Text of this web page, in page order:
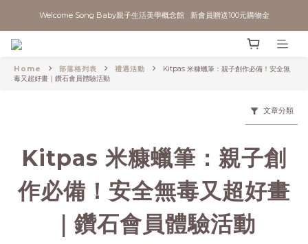
Welcome Song Baby親子生活美學概念館   新會員贈送100元購物金
Home 部落格列表 禮遇活動
Kitpas 米糠蠟筆：親子創作必備！安全無
毒又超好畫｜鑽石會員體驗活動
文章分類
Kitpas 米糠蠟筆：親子創
作必備！安全無毒又超好畫
｜鑽石會員體驗活動